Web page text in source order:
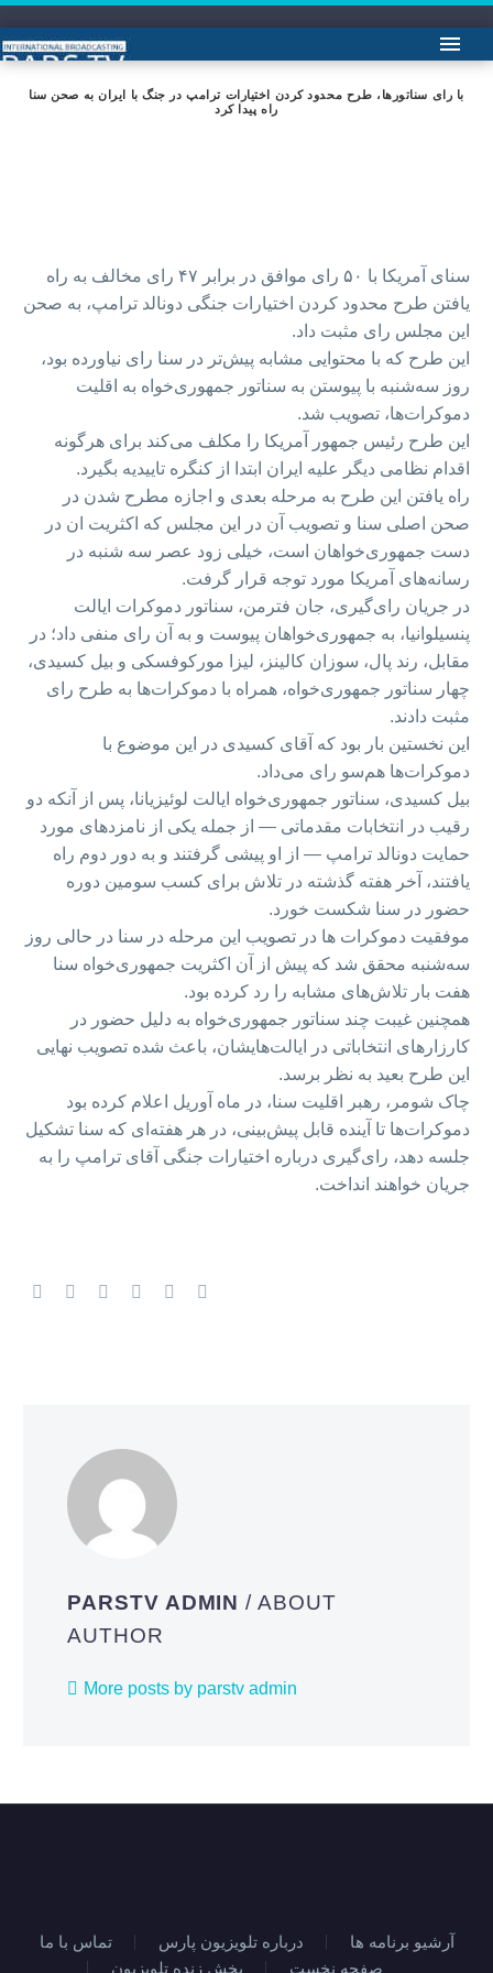
با رای سناتورها، طرح محدود کردن اختیارات ترامپ در جنگ با ایران به صحن سنا
راه پیدا کرد
سنای آمریکا با ۵۰ رای موافق در برابر ۴۷ رای مخالف به راه
یافتن طرح محدود کردن اختیارات جنگی دونالد ترامپ، به صحن
این مجلس رای مثبت داد.
این طرح که با محتوایی مشابه پیش‌تر در سنا رای نیاورده بود،
روز سه‌شنبه با پیوستن به سناتور جمهوری‌خواه به اقلیت
دموکرات‌ها، تصویب شد.
این طرح رئیس جمهور آمریکا را مکلف می‌کند برای هرگونه
اقدام نظامی دیگر علیه ایران ابتدا از کنگره تاییدیه بگیرد.
راه یافتن این طرح به مرحله بعدی و اجازه مطرح شدن در
صحن اصلی سنا و تصویب آن در این مجلس که اکثریت ان در
دست جمهوری‌خواهان است، خیلی زود عصر سه شنبه در
رسانه‌های آمریکا مورد توجه قرار گرفت.
در جریان رای‌گیری، جان فترمن، سناتور دموکرات ایالت
پنسیلوانیا، به جمهوری‌خواهان پیوست و به آن رای منفی داد؛ در
مقابل، رند پال، سوزان کالینز، لیزا مورکوفسکی و بیل کسیدی،
چهار سناتور جمهوری‌خواه، همراه با دموکرات‌ها به طرح رای
مثبت دادند.
این نخستین بار بود که آقای کسیدی در این موضوع با
دموکرات‌ها هم‌سو رای می‌داد.
بیل کسیدی، سناتور جمهوری‌خواه ایالت لوئیزیانا، پس از آنکه دو
رقیب در انتخابات مقدماتی — از جمله یکی از نامزدهای مورد
حمایت دونالد ترامپ — از او پیشی گرفتند و به دور دوم راه
یافتند، آخر هفته گذشته در تلاش برای کسب سومین دوره
حضور در سنا شکست خورد.
موفقیت دموکرات ها در تصویب این مرحله در سنا در حالی روز
سه‌شنبه محقق شد که پیش از آن اکثریت جمهوری‌خواه سنا
هفت بار تلاش‌های مشابه را رد کرده بود.
همچنین غیبت چند سناتور جمهوری‌خواه به دلیل حضور در
کارزارهای انتخاباتی در ایالت‌هایشان، باعث شده تصویب نهایی
این طرح بعید به نظر برسد.
چاک شومر، رهبر اقلیت سنا، در ماه آوریل اعلام کرده بود
دموکرات‌ها تا آینده قابل پیش‌بینی، در هر هفته‌ای که سنا تشکیل
جلسه دهد، رای‌گیری درباره اختیارات جنگی آقای ترامپ را به
جریان خواهند انداخت.
PARSTV ADMIN/ ABOUT
AUTHOR
More posts by parstv admin
تماس با ما درباره تلویزیون پارس
آرشیو برنامه ها
پخش زنده تلویزیون
صفحه نخست